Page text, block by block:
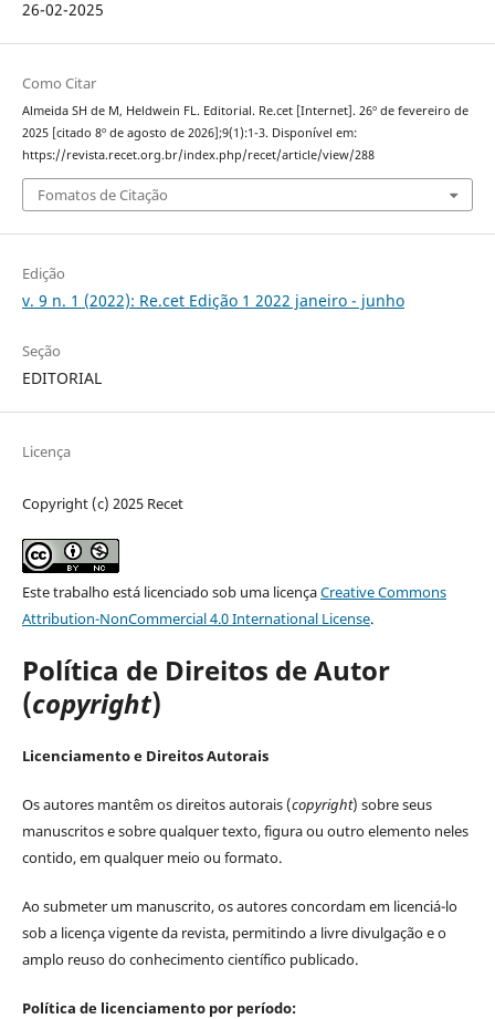
26-02-2025
Como Citar
Almeida SH de M, Heldwein FL. Editorial. Re.cet [Internet]. 26º de fevereiro de
2025 [citado 8º de agosto de 2026];9(1):1-3. Disponível em:
https://revista.recet.org.br/index.php/recet/article/view/288
Fomatos de Citação
Edição
v. 9 n. 1 (2022): Re.cet Edição 1 2022 janeiro - junho
Seção
EDITORIAL
Licença
Copyright (c) 2025 Recet
Este trabalho está licenciado sob uma licençaCreative Commons
Attribution-NonCommercial 4.0 International License.
Política de Direitos de Autor
(copyright)
Licenciamento e Direitos Autorais
Os autores mantêm os direitos autorais (copyright) sobre seus
manuscritos e sobre qualquer texto, figura ou outro elemento neles
contido, em qualquer meio ou formato.
Ao submeter um manuscrito, os autores concordam em licenciá-lo
sob a licença vigente da revista, permitindo a livre divulgação e o
amplo reuso do conhecimento científico publicado.
Política de licenciamento por período: